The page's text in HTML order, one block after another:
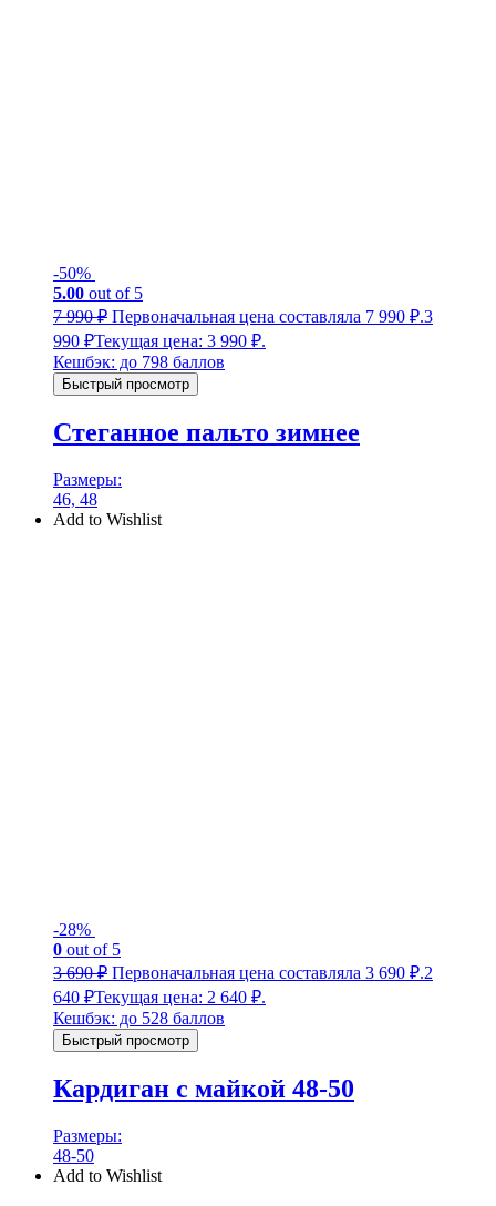
-50%
5.00 out of 5
7 990₽ Первоначальная цена составляла 7 990 ₽.3
990 ₽Текущая цена: 3 990 ₽.
Кешбэк: до 798 баллов
Быстрый просмотр
Стеганное пальто зимнее
Размеры:
46, 48
Add to Wishlist
-28%
0 out of 5
3 690₽ Первоначальная цена составляла 3 690 ₽.2
640 ₽Текущая цена: 2 640 ₽.
Кешбэк: до 528 баллов
Быстрый просмотр
Кардиган с майкой 48-50
Размеры:
48-50
Add to Wishlist